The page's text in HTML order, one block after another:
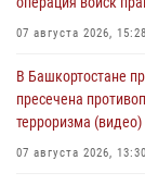
07 августа 2026, 15:28
В Башкортостане
пресечена
терроризма (видео)
07 августа 2026, 13:30